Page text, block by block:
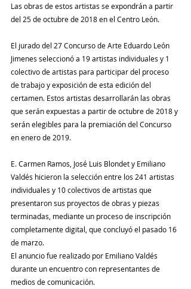
Las obras de estos artistas se expondrán a partir
del 25 de octubre de 2018 en el Centro León.
El jurado del 27 Concurso de Arte Eduardo León
Jimenes seleccionó a 19 artistas individuales y 1
colectivo de artistas para participar del proceso
de trabajo y exposición de esta edición del
certamen. Estos artistas desarrollarán las obras
que serán expuestas a partir de octubre de 2018 y
serán elegibles para la premiación del Concurso
en enero de 2019.
E. Carmen Ramos, José Luis Blondet y Emiliano
Valdés hicieron la selección entre los 241 artistas
individuales y 10 colectivos de artistas que
presentaron sus proyectos de obras y piezas
terminadas, mediante un proceso de inscripción
completamente digital, que concluyó el pasado 16
de marzo.
El anuncio fue realizado por Emiliano Valdés
durante un encuentro con representantes de
medios de comunicación.